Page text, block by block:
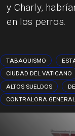
y Charly,
en los perros.
TABAQUISMO
CIUDAD DEL VATICANO
ALTOS SUELDOS
CONTRALORA GENERAL